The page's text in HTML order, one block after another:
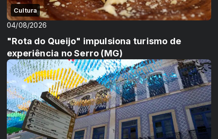
Cultura
04/08/2026
"Rota do Queijo" impulsiona turismo de
experiência no Serro (MG)